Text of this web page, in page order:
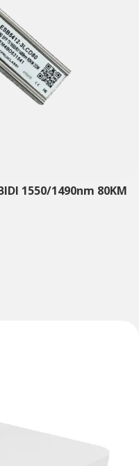
1550/1490nm 80KM